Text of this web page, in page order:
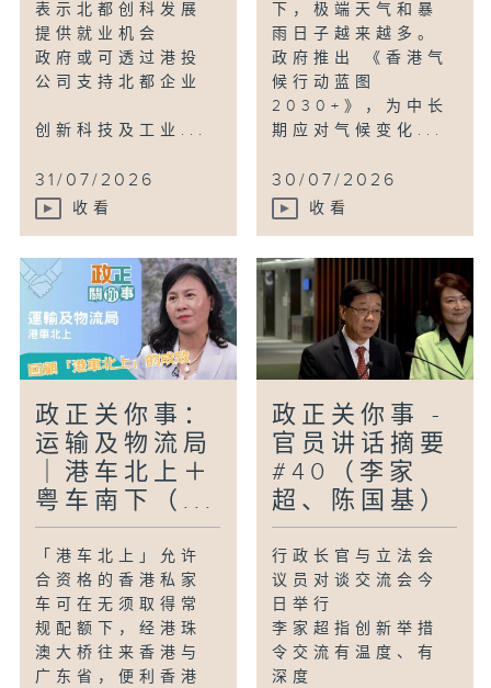
表示北都创科发展
提供就业机会
政府或可透过港投
公司支持北都企业
创新科技及工业...
31/07/2026
收看
下，极端天气和暴
雨日子越来越多。
政府推出 《香港气
候行动蓝图
2030+》，为中长
期应对气候变化...
30/07/2026
收看
政正关你事：
运输及物流局
｜港车北上＋
粤车南下（...
「港车北上」允许
合资格的香港私家
车可在无须取得常
规配额下，经港珠
澳大桥往来香港与
广东省，便利香港
政正关你事 -
官员讲话摘要
#40（李家
超、陈国基）
行政长官与立法会
议员对谈交流会今
日举行
李家超指创新举措
令交流有温度、有
深度